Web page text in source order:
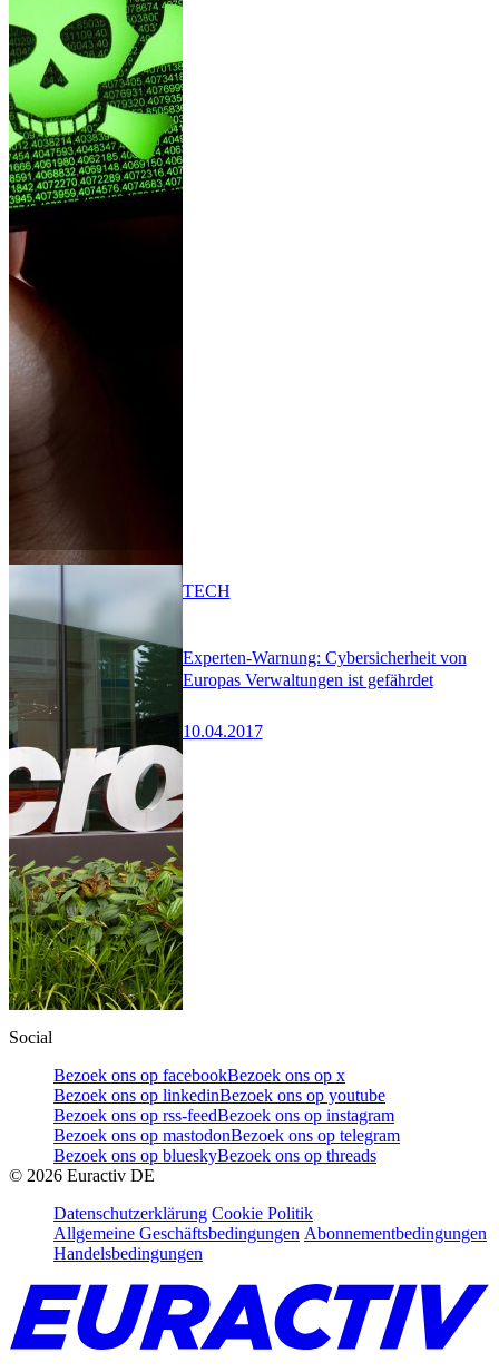
Experten-Warnung: Cybersicherheit von
Europas Verwaltungen ist gefährdet
10.04.2017
TECH
Social
Bezoek ons op facebookBezoek ons op x
Bezoek ons op linkedinBezoek ons op youtube
Bezoek ons op rss-feedBezoek ons op instagram
Bezoek ons op mastodonBezoek ons op telegram
Bezoek ons op blueskyBezoek ons op threads
© 2026 Euractiv DE
Datenschutzerklärung Cookie Politik
Allgemeine Geschäftsbedingungen Abonnementbedingungen
Handelsbedingungen